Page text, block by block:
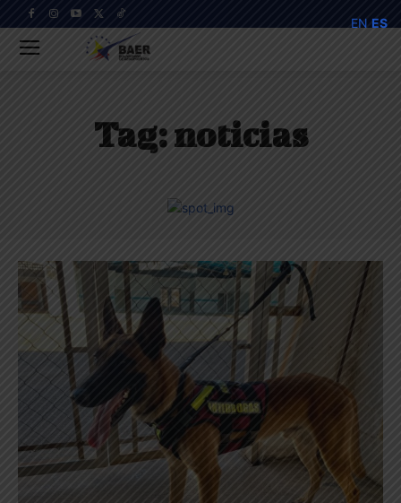
Tag:noticias
EN ES